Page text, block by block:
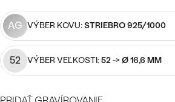
MOISSANIT
FAREBNÝ DIAMANT
ČIERNY DIAMANT
PLATINOVÉ
PODĽA DRAHOKAMU
S DIAMANTMI
PODĽA CENY
CENOVO DOSTUPNÉ
S DRAHOKAMAMI
S PERLAMI
PODĽA CENY
S PERLAMI
PODĽA CENY
CENOVO DOSTUPNÉ
AG VÝBER KOVU:STRIEBRO 925/1000
52 VÝBER VEĽKOSTI:52 -> Ø 16,6 MM